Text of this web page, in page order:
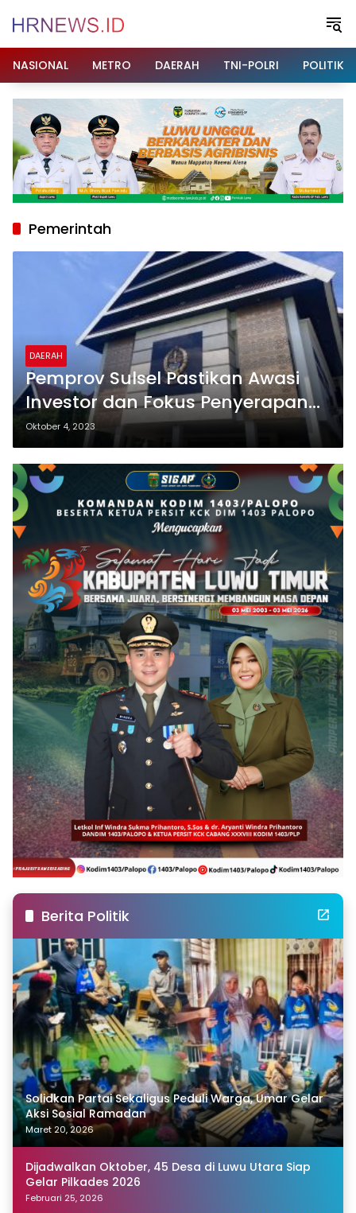
NASIONAL
METRO DAERAH TNI-POLRI POLITIK
Pemerintah
DAERAH
Pemprov Sulsel Pastikan Awasi
Investor dan Fokus Penyerapan
Tenaga Kerja Lokal
Oktober 4, 2023
Berita Politik
Solidkan Partai Sekaligus Peduli Warga, Umar Gelar
Aksi Sosial Ramadan
Maret 20, 2026
Dijadwalkan Oktober, 45 Desa di Luwu Utara Siap
Gelar Pilkades 2026
Februari 25, 2026